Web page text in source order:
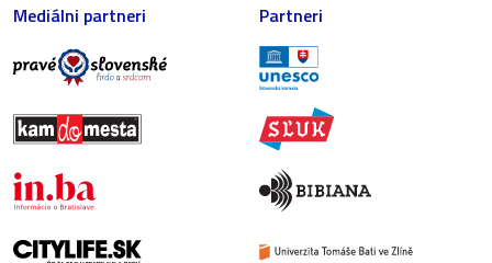
Mediálni partneri Partneri